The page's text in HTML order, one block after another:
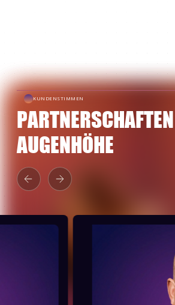
KUNDENSTIMMEN
AUGENHÖHE